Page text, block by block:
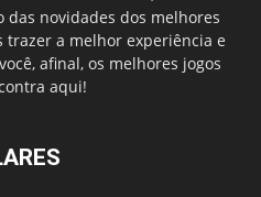
novidades dos melhores
trazer a melhor experiência e
afinal, os melhores jogos
aqui!